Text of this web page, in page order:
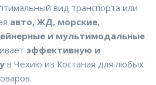
вид транспорта или
авто, ЖД, морские,
и мультимодальные
эффективную и
в Чехию из Костаная для любых